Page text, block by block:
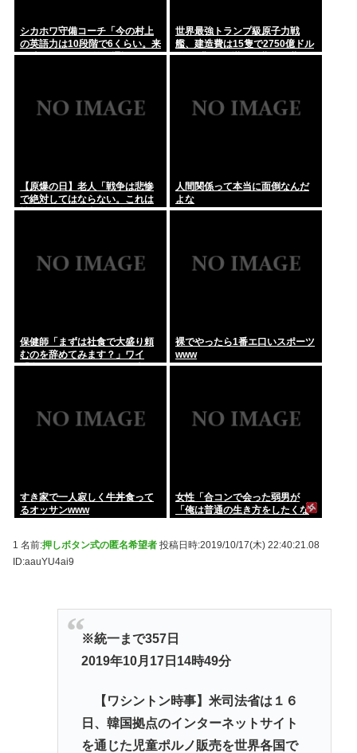
シカホワ守備コーチ「今の村上
の英語力は10段階で6くらい。来
た時は0だった（笑）通訳なしで
世界最強トランプ級原子力戦
艦、建造費は15隻で2750億ドル
(約43兆円)と掛かる費用も世界
【原爆の日】老人「戦争は悲惨
で絶対してはならない。これは
戦争経験のある者しか分からな
人間関係って本当に面倒なんだ
よな
保健師「まずは社食で大盛り頼
むのを辞めてみます？」ワイ
「食っちゃいけないものを売っ
裸でやったら1番エ口いスポーツ
www
すき家で一人寂しく牛丼食って
るオッサンwww
女性「合コンで会った弱男が
「俺は普通の生き方をしたくな
⬅10万いいね
1 名前:押しボタン式の匿名希望者 投稿日時:2019/10/17(木) 22:40:21.08
ID:aauYU4ai9
※統一まで357日
2019年10月17日14時49分
【ワシントン時事】米司法省は１６
日、韓国拠点のインターネットサイト
を通じた児童ポルノ販売を世界各国で